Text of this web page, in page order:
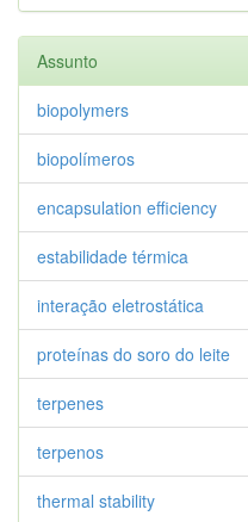
Assunto
biopolymers
biopolímeros
encapsulation efficiency
estabilidade térmica
interação eletrostática
proteínas do soro do leite
terpenes
terpenos
thermal stability